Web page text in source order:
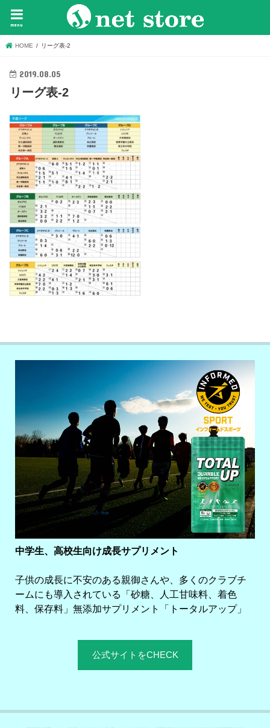
menu
HOME リーグ表-2
2019.08.05
リーグ表-2
中学生、高校生向け成長サプリメント
子供の成長に不安のある親御さんや、多くのクラブチ
ームにも導入されている「砂糖、人工甘味料、着色
料、保存料」無添加サプリメント「トータルアップ」
公式サイトをCHECK